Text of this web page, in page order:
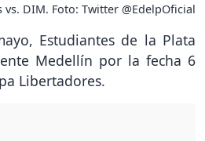
vs. DIM. Foto: Twitter @EdelpOficial
Estudiantes de la Plata
Medellín por la fecha 6
Libertadores.